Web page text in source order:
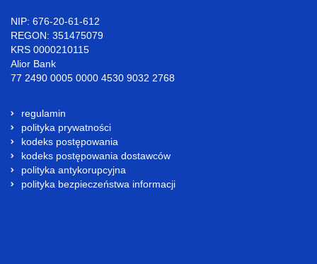
NIP: 676-20-61-612
REGON: 351475079
KRS 0000210115
Alior Bank
77 2490 0005 0000 4530 9032 2768
regulamin
polityka prywatności
kodeks postępowania
kodeks postępowania dostawców
polityka antykorupcyjna
polityka bezpieczeństwa informacji